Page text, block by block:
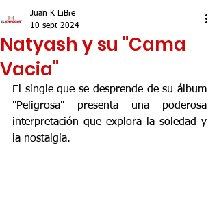
Natyash y su "Cama
Vacia"
Juan K LiBre
10 sept 2024
El single que se desprende de su álbum
"Peligrosa" presenta una poderosa
interpretación que explora la soledad y
la nostalgia.